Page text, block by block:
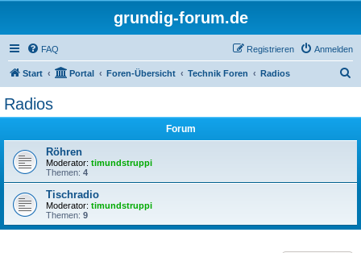
grundig-forum.de
FAQ Anmelden
Registrieren
Start Portal Foren-Übersicht Technik Foren Radios
Radios
Forum
Röhren
Moderator: timundstruppi
Themen: 4
Tischradio
Moderator: timundstruppi
Themen: 9